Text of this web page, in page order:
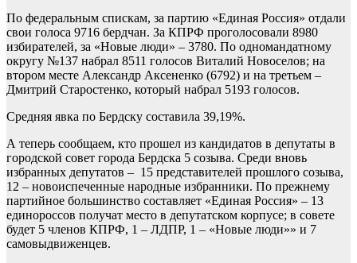
По федеральным спискам, за партию «Единая Россия» отдали
свои голоса 9716 бердчан. За КПРФ проголосовали 8980
избирателей, за «Новые люди» – 3780. По одномандатному
округу №137 набрал 8511 голосов Виталий Новоселов; на
втором месте Александр Аксененко (6792) и на третьем –
Дмитрий Старостенко, который набрал 5193 голосов.
Средняя явка по Бердску составила 39,19%.
А теперь сообщаем, кто прошел из кандидатов в депутаты в
городской совет города Бердска 5 созыва. Среди вновь
избранных депутатов – 15 представителей прошлого созыва,
12 – новоиспеченные народные избранники. По прежнему
партийное большинство составляет «Единая Россия» – 13
единороссов получат место в депутатском корпусе; в совете
будет 5 членов КПРФ, 1 – ЛДПР, 1 – «Новые люди»» и 7
самовыдвиженцев.